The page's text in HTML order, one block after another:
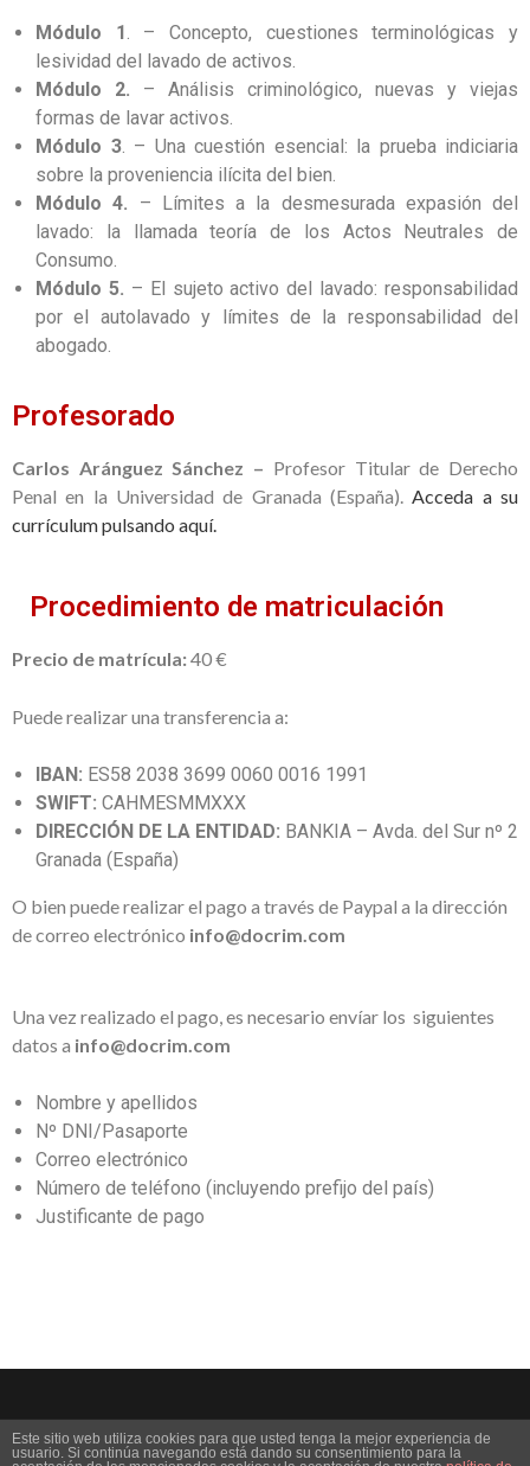
Módulo 1. – Concepto, cuestiones terminológicas y
lesividad del lavado de activos.
Módulo 2. – Análisis criminológico, nuevas y viejas
formas de lavar activos.
Módulo 3. – Una cuestión esencial: la prueba indiciaria
sobre la proveniencia ilícita del bien.
Módulo 4. – Límites a la desmesurada expasión del
lavado: la llamada teoría de los Actos Neutrales de
Consumo.
Módulo 5. – El sujeto activo del lavado: responsabilidad
por el autolavado y límites de la responsabilidad del
abogado.
Profesorado
Carlos Aránguez Sánchez – Profesor Titular de Derecho
Penal en la Universidad de Granada (España).Acceda a su
currículum pulsando aquí.
Procedimiento de matriculación
Precio de matrícula:40 €
Puede realizar una transferencia a:
IBAN: ES58 2038 3699 0060 0016 1991
SWIFT: CAHMESMMXXX
DIRECCIÓN DE LA ENTIDAD: BANKIA – Avda. del Sur nº 2
Granada (España)
O bien puede realizar el pago a través de Paypal a la dirección
de correo electrónico info@docrim.com
Una vez realizado el pago, es necesario envíar los siguientes
datos a info@docrim.com
Nombre y apellidos
Nº DNI/Pasaporte
Correo electrónico
Número de teléfono (incluyendo prefijo del país)
Justificante de pago
Este sitio web utiliza cookies para que usted tenga la mejor experiencia de
usuario. Si continúa navegando está dando su consentimiento para la